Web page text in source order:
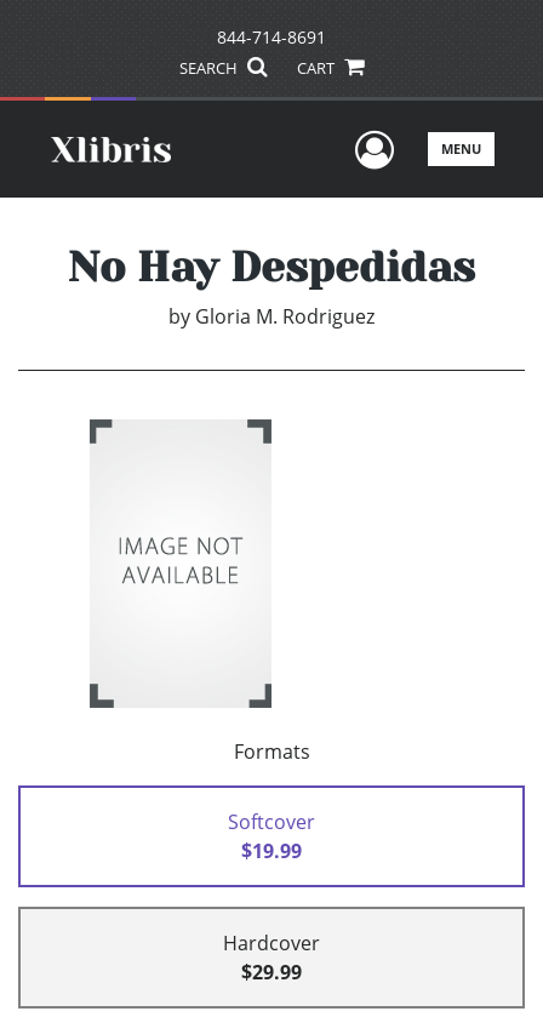
844-714-8691
SEARCH CART
UserMENU
No Hay Despedidas
by Gloria M. Rodriguez
Formats
Softcover
$19.99
Hardcover
$29.99